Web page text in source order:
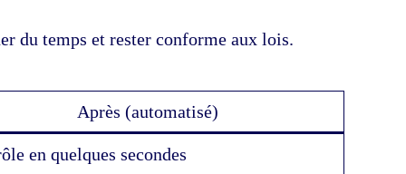
du temps et rester conforme aux lois.
Après (automatisé)
en quelques secondes